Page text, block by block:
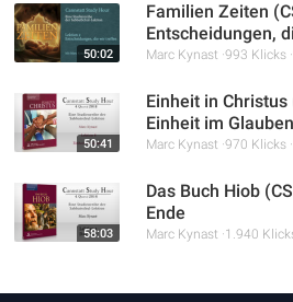
50:02
Familien Zeiten
Entscheidungen,
Marc Kynast 993 Klicks
50:41
Einheit in Christus
Einheit im Glauben
Marc Kynast 970 Klicks
58:03
Das Buch Hiob
Ende
Marc Kynast 1.940